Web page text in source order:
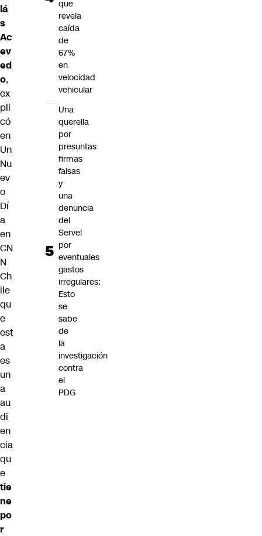
lá
s
Ac
ev
ed
o,
ex
pli
có
en
Un
Nu
ev
o
Dí
a
en
CN
N
Ch
ile
qu
e
est
a
es
un
a
au
di
en
cia
qu
e
tie
ne
po
r
que
revela
caída
de
67%
en
velocidad
vehicular
Una
querella
por
presuntas
firmas
falsas
y
una
denuncia
del
Servel
por
eventuales
gastos
irregulares:
Esto
se
sabe
de
la
investigación
contra
el
PDG